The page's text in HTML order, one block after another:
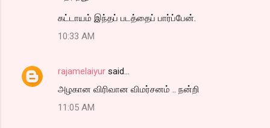
கட்டாயம் இந்தப் படத்தைப் பார்ப்பேன்.
10:33 AM
rajamelaiyur said…
அழகான விரிவான விமர்சனம் .. நன்றி
11:05 AM